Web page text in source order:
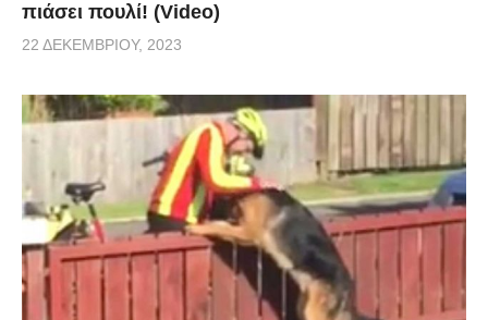
πιάσει πουλί! (Video)
22 ΔΕΚΕΜΒΡΊΟΥ, 2023